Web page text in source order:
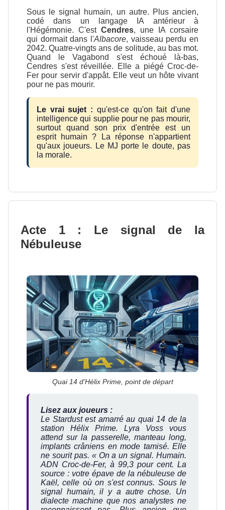
Sous le signal humain, un autre. Plus ancien,
codé dans un langage IA antérieur à
l'Hégémonie. C'est Cendres, une IA corsaire
qui dormait dans l'Albacore, vaisseau perdu en
2042. Quatre-vingts ans de solitude, au bas mot.
Quand le Vagabond s'est échoué là-bas,
Cendres s'est réveillée. Elle a piégé Croc-de-
Fer pour servir d'appât. Elle veut un hôte vivant
pour ne pas mourir.
Le vrai sujet : qu'est-ce qu'on fait d'une
intelligence qui supplie pour ne pas mourir,
surtout quand son prix d'entrée est un
esprit humain ? La réponse n'appartient
qu'aux joueurs. Le MJ porte le doute, pas
la morale.
Acte 1 : Le signal de la
Nébuleuse
Quai 14 d'Hélix Prime, point de départ
Lisez aux joueurs :
Le Stardust est amarré au quai 14 de la
station Hélix Prime. Lyra Voss vous
attend sur la passerelle, manteau long,
implants crâniens en mode tamisé. Elle
ne sourit pas. « On a un signal. Humain.
ADN Croc-de-Fer, à 99,3 pour cent. La
source : votre épave de la nébuleuse de
Kaël, celle où on s'est connus. Sous le
signal humain, il y a autre chose. Un
dialecte machine que nos analystes ne